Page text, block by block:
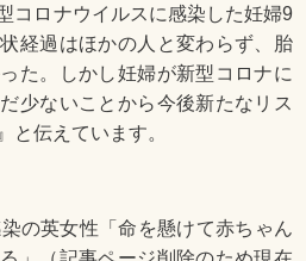
コロナウイルスに感染した妊婦9
経過はほかの人と変わらず、胎
た。しかし妊婦が新型コロナに
少ないことから今後新たなリス
と伝えています。
の英女性「命を懸けて赤ちゃん